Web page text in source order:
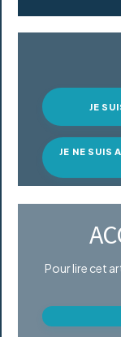
JE
JE NE SUIS
Pour lire cet